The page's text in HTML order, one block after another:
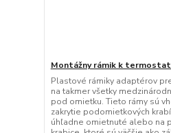
Montážny rámik k
Plastové rámiky adaptérov
na takmer všetky
pod omietku. Tieto rámy sú
zakrytie podomietkových
úhľadne omietnuté alebo na